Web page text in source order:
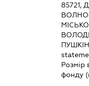
85721,
Розмір
фонду